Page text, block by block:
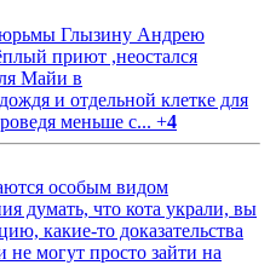
Глызину Андрею
приют ,неостался
Майи в
и отдельной клетке для
меньше с... +4
особым видом
думать, что кота украли, вы
какие-то доказательства
могут просто зайти на